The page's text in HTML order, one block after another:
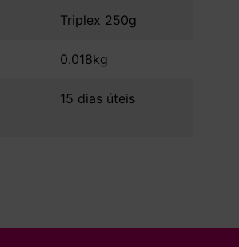
Triplex 250g
0.018kg
15 dias úteis